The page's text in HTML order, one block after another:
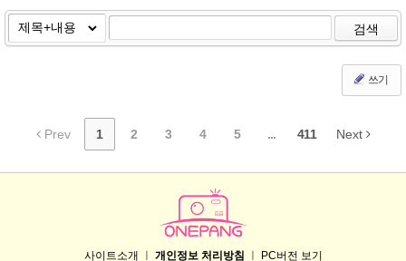
검색
쓰기
Prev 1 2 3 4 5 ... 411 Next
사이트소개 ㅣ 개인정보 처리방침 ㅣ PC버전 보기